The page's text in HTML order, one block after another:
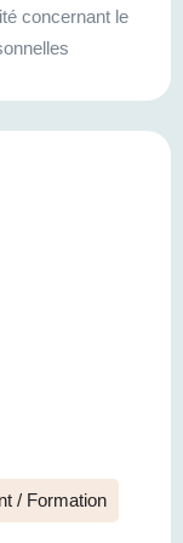
concernant le
/ Formation